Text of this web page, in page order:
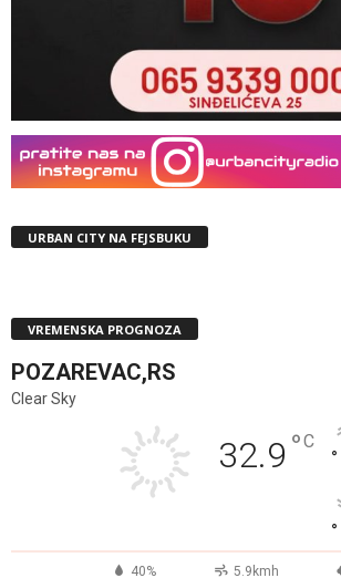
URBAN CITY NA FEJSBUKU
VREMENSKA PROGNOZA
POZAREVAC,RS
Clear Sky
32.9 °C
°
°
40% 5.9kmh